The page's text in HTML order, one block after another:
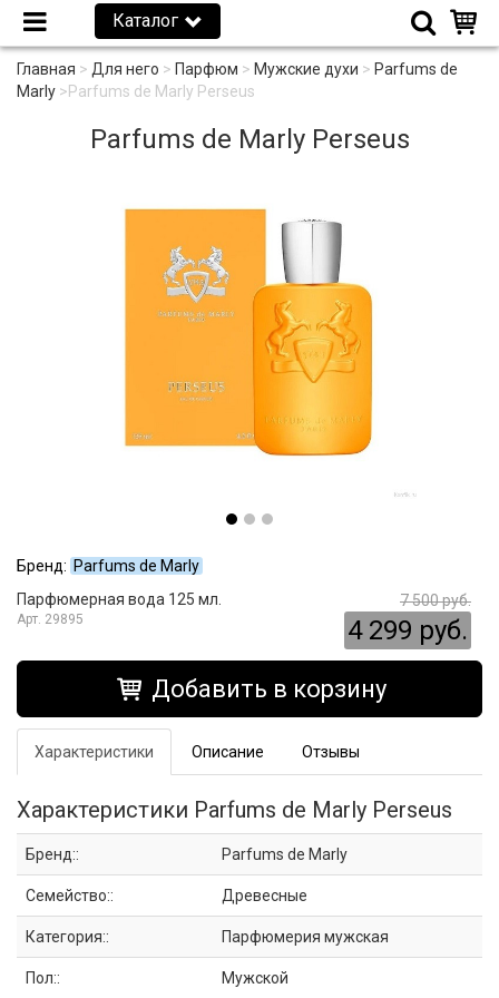
Каталог
Главная > Для него > Парфюм > Мужские духи > Parfums de
Marly >Parfums de Marly Perseus
Parfums de Marly Perseus
Бренд: Parfums de Marly
Парфюмерная вода 125 мл.
29895
7 500 руб.
4 299 руб.
Добавить в корзину
Характеристики Описание Отзывы
Характеристики Parfums de Marly Perseus
Бренд:: Parfums de Marly
Семейство:: Древесные
Категория:: Парфюмерия мужская
Пол:: Мужской